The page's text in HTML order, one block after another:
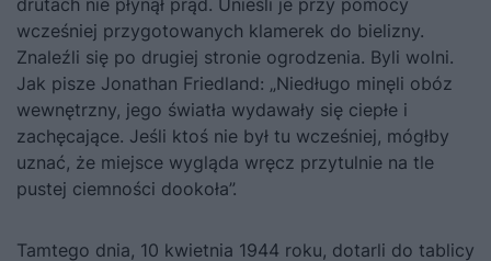
wcześniej przygotowanych klamerek do bielizny.
Znaleźli się po drugiej stronie ogrodzenia. Byli wolni.
Jak pisze Jonathan Friedland: „Niedługo minęli obóz
wewnętrzny, jego światła wydawały się ciepłe i
zachęcające. Jeśli ktoś nie był tu wcześniej, mógłby
uznać, że miejsce wygląda wręcz przytulnie na tle
pustej ciemności dookoła”.
Tamtego dnia, 10 kwietnia 1944 roku, dotarli do tablicy